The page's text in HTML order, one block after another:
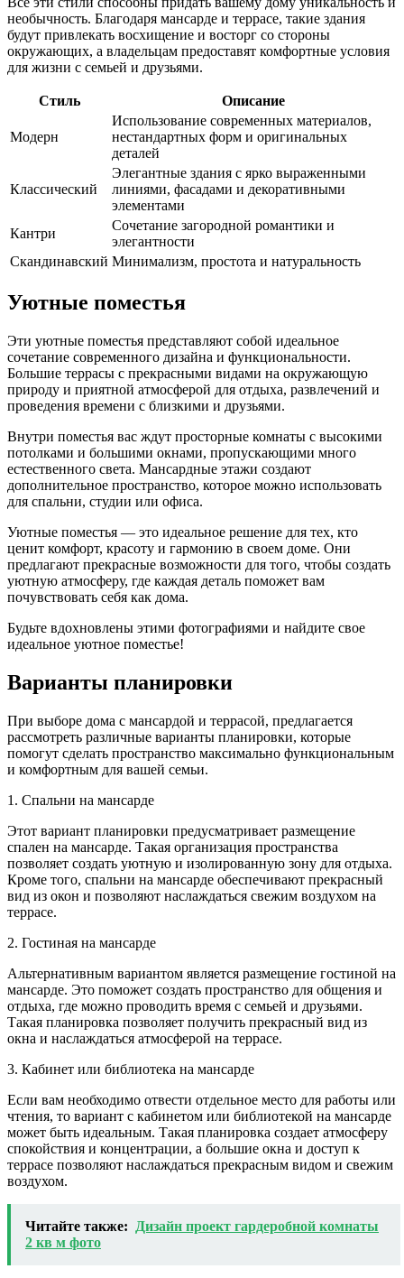
необычность. Благодаря мансарде и террасе, такие здания
будут привлекать восхищение и восторг со стороны
окружающих, а владельцам предоставят комфортные условия
для жизни с семьей и друзьями.
Стиль Описание
Модерн
Использование современных материалов,
нестандартных форм и оригинальных
деталей
Классический
Элегантные здания с ярко выраженными
линиями, фасадами и декоративными
элементами
Кантри
Сочетание загородной романтики и
элегантности
Скандинавский Минимализм, простота и натуральность
Уютные поместья
Эти уютные поместья представляют собой идеальное
сочетание современного дизайна и функциональности.
Большие террасы с прекрасными видами на окружающую
природу и приятной атмосферой для отдыха, развлечений и
проведения времени с близкими и друзьями.
Внутри поместья вас ждут просторные комнаты с высокими
потолками и большими окнами, пропускающими много
естественного света. Мансардные этажи создают
дополнительное пространство, которое можно использовать
для спальни, студии или офиса.
Уютные поместья — это идеальное решение для тех, кто
ценит комфорт, красоту и гармонию в своем доме. Они
предлагают прекрасные возможности для того, чтобы создать
уютную атмосферу, где каждая деталь поможет вам
почувствовать себя как дома.
Будьте вдохновлены этими фотографиями и найдите свое
идеальное уютное поместье!
Варианты планировки
При выборе дома с мансардой и террасой, предлагается
рассмотреть различные варианты планировки, которые
помогут сделать пространство максимально функциональным
и комфортным для вашей семьи.
1. Спальни на мансарде
Этот вариант планировки предусматривает размещение
спален на мансарде. Такая организация пространства
позволяет создать уютную и изолированную зону для отдыха.
Кроме того, спальни на мансарде обеспечивают прекрасный
вид из окон и позволяют наслаждаться свежим воздухом на
террасе.
2. Гостиная на мансарде
Альтернативным вариантом является размещение гостиной на
мансарде. Это поможет создать пространство для общения и
отдыха, где можно проводить время с семьей и друзьями.
Такая планировка позволяет получить прекрасный вид из
окна и наслаждаться атмосферой на террасе.
3. Кабинет или библиотека на мансарде
Если вам необходимо отвести отдельное место для работы или
чтения, то вариант с кабинетом или библиотекой на мансарде
может быть идеальным. Такая планировка создает атмосферу
спокойствия и концентрации, а большие окна и доступ к
террасе позволяют наслаждаться прекрасным видом и свежим
воздухом.
Читайте также:
Дизайн проект гардеробной комнаты
2 кв м фото